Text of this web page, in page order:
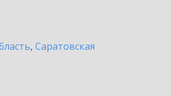
, Саратовская